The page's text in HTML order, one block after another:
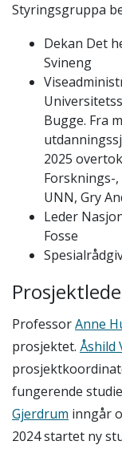
Styringsgruppa
Dekan Det
Svineng
Bugge. Fra
2025
Forsknings-
UNN, Gry
Leder
Fosse
ProfessorAnne
prosjektet. Åshild
fungerende
Gjerdrum inngår
2024 startet ny